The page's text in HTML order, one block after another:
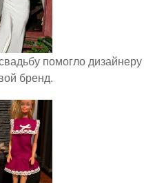
помогло дизайнеру
бренд.